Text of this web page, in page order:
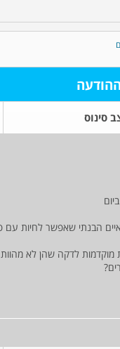
סינוס
הבנתי שאפשר לחיות עם
לדקה שהן לא